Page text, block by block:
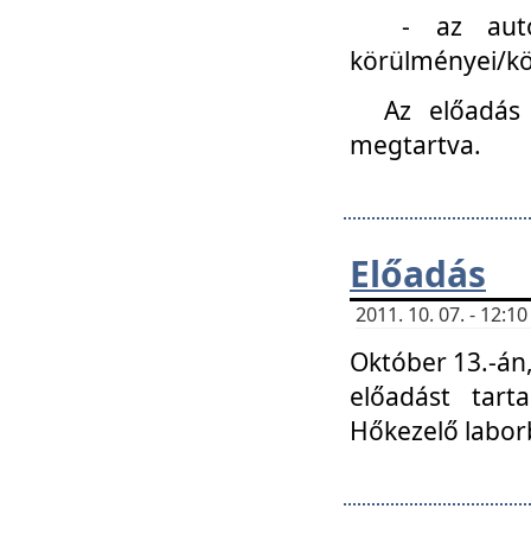
- az
körülményei/
Az
megtartva.
Előadás
2011. 10. 07. -
Október 13.-
előadást
Hőkezelő